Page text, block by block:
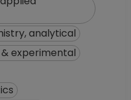
analytical
experimental